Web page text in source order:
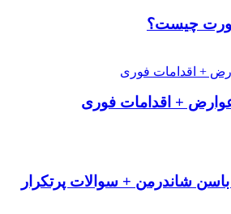
چیست؟
+ اقدامات فوری
شاندرمن + سوالات پرتکرار